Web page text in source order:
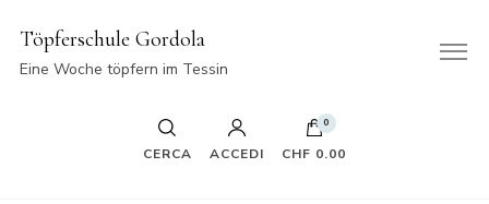
Töpferschule Gordola
Eine Woche töpfern im Tessin
CERCA ACCEDI
0
CHF 0.00